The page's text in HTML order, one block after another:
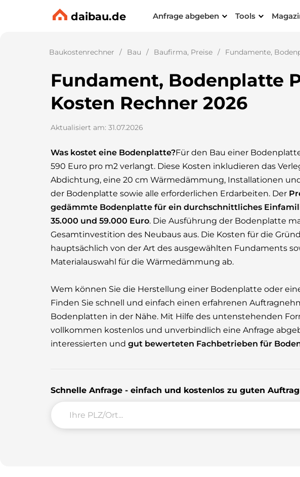
daibau.de Anfrage abgeben Tools
Baukostenrechner Bau Baufirma, Preise Fundamente,
Fundament, Bodenplatte
Kosten Rechner 2026
Aktualisiert am: 31.07.2026
Was kostet eine Bodenplatte?Für den Bau einer
590 Euro pro m2 verlangt. Diese Kosten inkludieren das
Abdichtung, eine 20 cm Wärmedämmung, Installationen
der Bodenplatte sowie alle erforderlichen Erdarbeiten. Der
gedämmte Bodenplatte für ein durchschnittliches
35.000 und 59.000 Euro. Die Ausführung der Bodenplatte
Gesamtinvestition des Neubaus aus. Die Kosten für die
hauptsächlich von der Art des ausgewählten Fundaments
Materialauswahl für die Wärmedämmung ab.
Wem können Sie die Herstellung einer Bodenplatte oder
Finden Sie schnell und einfach einen erfahrenen
Bodenplatten in der Nähe. Mit Hilfe des untenstehenden
vollkommen kostenlos und unverbindlich eine Anfrage
interessierten undgut bewerteten Fachbetrieben für
Schnelle Anfrage - einfach und kostenlos zu guten